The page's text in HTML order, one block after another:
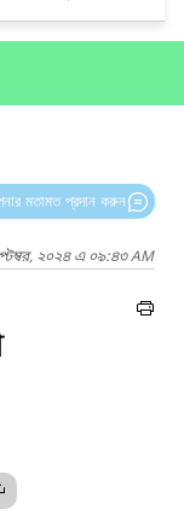
মতামত প্রদান করুন
২০২৪ এ ০৯:৪৩ AM